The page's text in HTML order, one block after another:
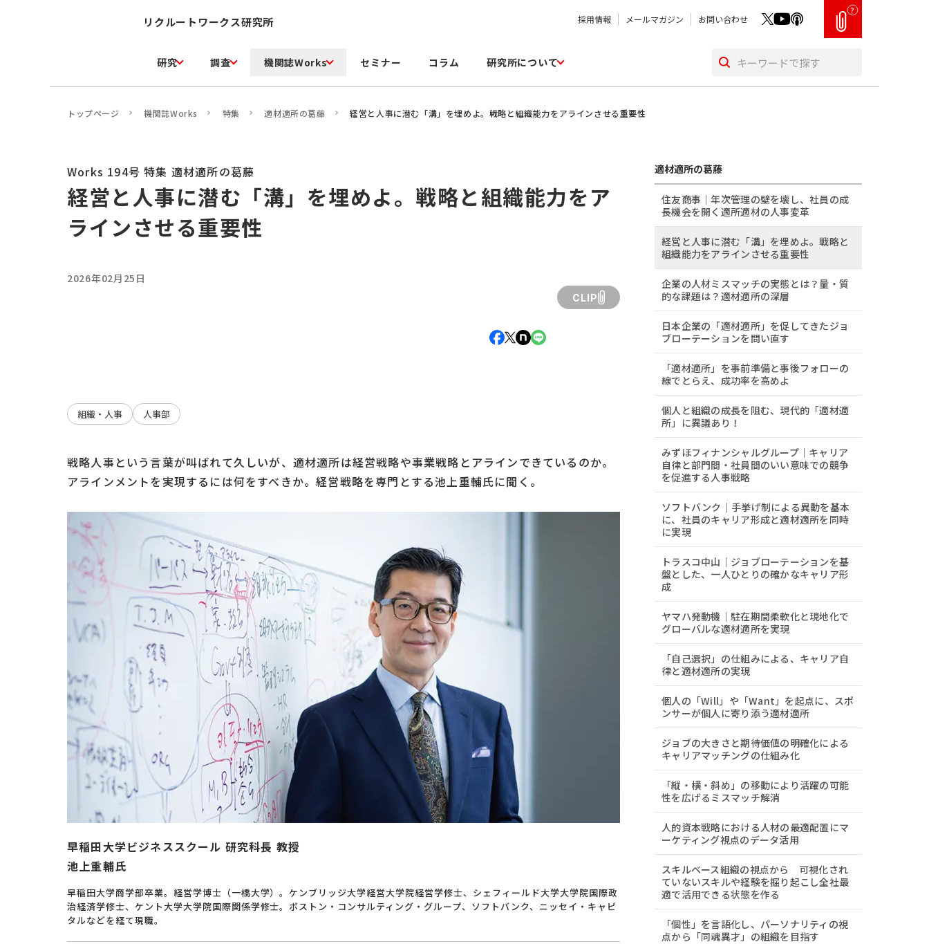
リクルートワークス研究所 採用情報 メールマガジン お問い合わせ
?
研究 調査 機関誌Works セミナー コラム 研究所について
トップページ 機関誌Works 特集 適材適所の葛藤 経営と人事に潜む「溝」を埋めよ。戦略と組織能力をアラインさせる重要性
Works 194号 特集 適材適所の葛藤
経営と人事に潜む「溝」を埋めよ。戦略と組織能力をア
ラインさせる重要性
2026年02月25日
CLIP
組織・人事 人事部
戦略人事という言葉が叫ばれて久しいが、適材適所は経営戦略や事業戦略とアラインできているのか。
アラインメントを実現するには何をすべきか。経営戦略を専門とする池上重輔氏に聞く。
早稲田大学ビジネススクール 研究科長 教授
池上重輔氏
早稲田大学商学部卒業。経営学博士（一橋大学）。ケンブリッジ大学経営大学院経営学修士、シェフィールド大学大学院国際政
治経済学修士、ケント大学大学院国際関係学修士。ボストン・コンサルティング・グループ、ソフトバンク、ニッセイ・キャピ
タルなどを経て現職。
適材適所の葛藤
住友商事｜年次管理の壁を壊し、社員の成
長機会を開く適所適材の人事変革
経営と人事に潜む「溝」を埋めよ。戦略と
組織能力をアラインさせる重要性
企業の人材ミスマッチの実態とは？量・質
的な課題は？適材適所の深層
日本企業の「適材適所」を促してきたジョ
ブローテーションを問い直す
「適材適所」を事前準備と事後フォローの
線でとらえ、成功率を高めよ
個人と組織の成長を阻む、現代的「適材適
所」に異議あり！
みずほフィナンシャルグループ｜キャリア
自律と部門間・社員間のいい意味での競争
を促進する人事戦略
ソフトバンク｜手挙げ制による異動を基本
に、社員のキャリア形成と適材適所を同時
に実現
トラスコ中山｜ジョブローテーションを基
盤とした、一人ひとりの確かなキャリア形
成
ヤマハ発動機｜駐在期間柔軟化と現地化で
グローバルな適材適所を実現
「自己選択」の仕組みによる、キャリア自
律と適材適所の実現
個人の「Will」や「Want」を起点に、スポ
ンサーが個人に寄り添う適材適所
ジョブの大きさと期待価値の明確化による
キャリアマッチングの仕組み化
「縦・横・斜め」の移動により活躍の可能
性を広げるミスマッチ解消
人的資本戦略における人材の最適配置にマ
ーケティング視点のデータ活用
スキルベース組織の視点から 可視化され
ていないスキルや経験を掘り起こし全社最
適で活用できる状態を作る
「個性」を言語化し、パーソナリティの視
点から「同魂異才」の組織を目指す